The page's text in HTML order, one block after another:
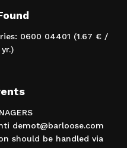
0600 04401 (1.67 € /
demot@barloose.com
should be handled via